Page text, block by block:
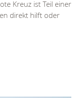
Kreuz ist Teil einer
direkt hilft oder